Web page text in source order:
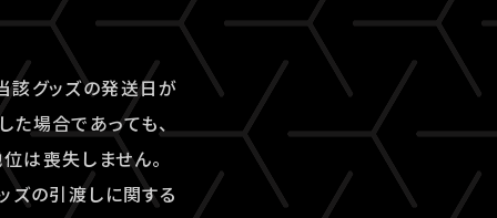
該グッズの発送日が
場合であっても、
は喪失しません。
ズの引渡しに関する